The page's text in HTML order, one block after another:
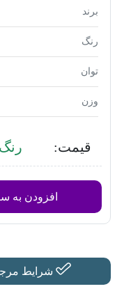
برند
رنگ
توان
وزن
قیمت: رنگ
افزودن به
شرایط